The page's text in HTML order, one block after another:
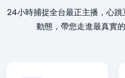
24小時捕捉全台最正主播，心
動態，帶您走進最真實